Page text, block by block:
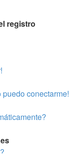
registro
puedo conectarme!